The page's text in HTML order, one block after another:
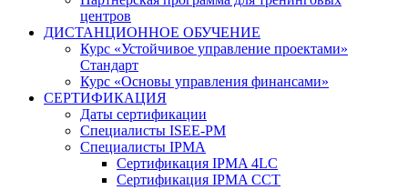
центров
ДИСТАНЦИОННОЕ ОБУЧЕНИЕ
Курс «Устойчивое управление проектами»
Стандарт
Курс «Основы управления финансами»
СЕРТИФИКАЦИЯ
Даты сертификации
Специалисты ISEE-PM
Специалисты IPMA
Сертификация IPMA 4LC
Сертификация IPMA CCT